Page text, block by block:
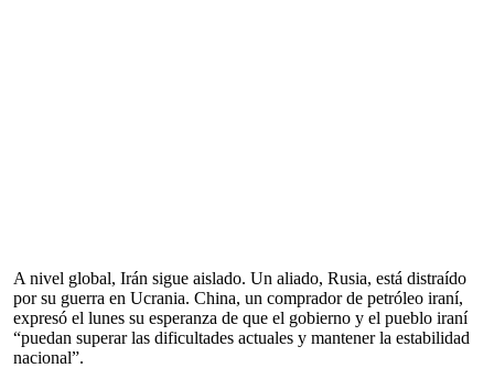
A nivel global, Irán sigue aislado. Un aliado, Rusia, está distraído
por su guerra en Ucrania. China, un comprador de petróleo iraní,
expresó el lunes su esperanza de que el gobierno y el pueblo iraní
“puedan superar las dificultades actuales y mantener la estabilidad
nacional”.